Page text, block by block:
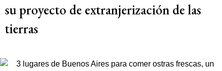
su proyecto de extranjerización de las
tierras